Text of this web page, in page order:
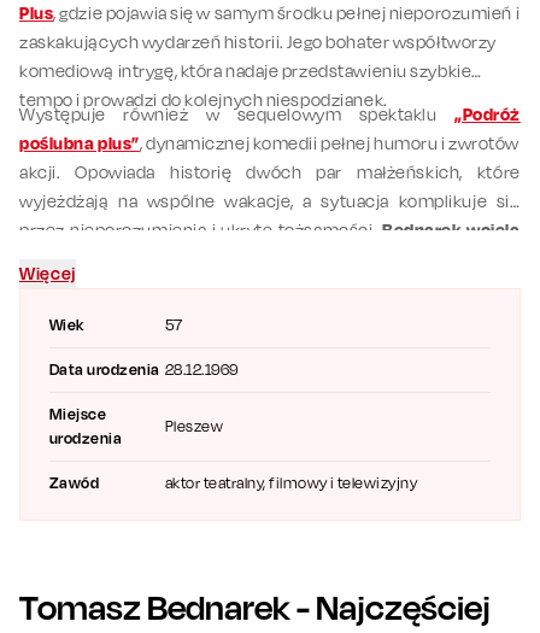
Wiek 57
Data urodzenia 28.12.1969
Miejsce
urodzenia
Pleszew
Zawód aktor teatralny, filmowy i telewizyjny
Plus, gdzie pojawia się w samym środku pełnej nieporozumień i
zaskakujących wydarzeń historii. Jego bohater współtworzy
komediową intrygę, która nadaje przedstawieniu szybkie
tempo i prowadzi do kolejnych niespodzianek.
Występuje również w sequelowym spektaklu „Podróż
poślubna plus”, dynamicznej komedii pełnej humoru i zwrotów
akcji. Opowiada historię dwóch par małżeńskich, które
wyjeżdżają na wspólne wakacje, a sytuacja komplikuje się
przez nieporozumienia i ukryte tożsamości.Bednarek wciela
komicznych wyzwań.
Więcej
Tomasz Bednarek- Najczęściej